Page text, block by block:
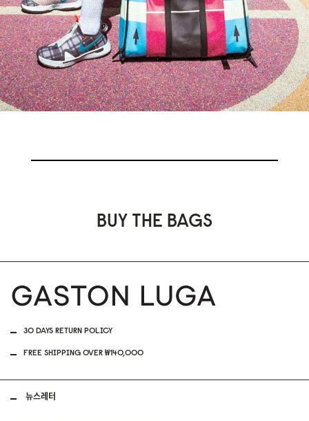
BUY THE BAGS
30 DAYS RETURN POLICY
FREE SHIPPING OVER ₩140,000
뉴스레터